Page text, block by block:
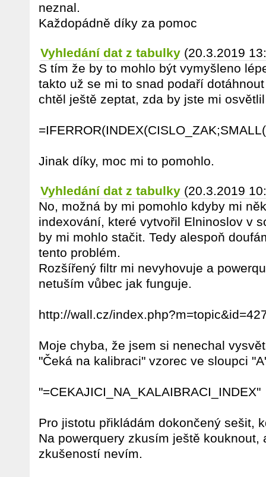
neznal.
Každopádně díky za pomoc
Vyhledání dat z tabulky (20.3.2019
S tím že by to mohlo být vymyšleno
takto už se mi to snad podaří
chtěl ještě zeptat, zda by jste mi
Jinak díky, moc mi to pomohlo.
Vyhledání dat z tabulky (20.3.2019
No, možná by mi pomohlo kdyby mi
indexování, které vytvořil Elninoslov v
by mi mohlo stačit. Tedy alespoň
tento problém.
Rozšířený filtr mi nevyhovuje a
netuším vůbec jak funguje.
http://wall.cz/
Moje chyba, že jsem si nenechal
"Čeká na kalibraci" vzorec ve sloupci
"=CEKAJICI_NA_KALAIBRACI_INDEX"
Pro jistotu přikládám dokončený sešit,
Na powerquery zkusím ještě kouknout,
zkušeností nevím.